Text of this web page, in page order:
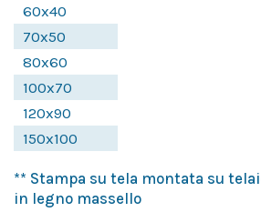
60x40
70x50
80x60
100x70
120x90
150x100
** Stampa su tela montata su
in legno massello